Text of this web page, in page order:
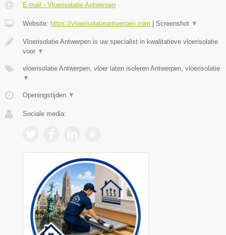
E-mail › Vloerisolatie Antwerpen
Website: https://vloerisolatieantwerpen.com Screenshot ▼
Vloerisolatie Antwerpen is uw specialist in kwalitatieve vloerisolatie
voor ▼
vloerisolatie Antwerpen, vloer laten isoleren Antwerpen, vloerisolatie
▼
Openingstijden ▼
Sociale media: